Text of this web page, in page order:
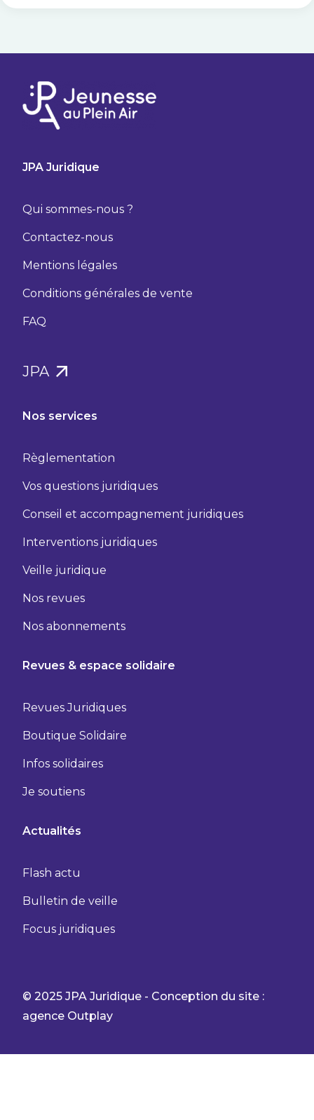
JPA Juridique
Qui sommes-nous ?
Contactez-nous
Mentions légales
Conditions générales de vente
FAQ
JPA
Nos services
Règlementation
Vos questions juridiques
Conseil et accompagnement juridiques
Interventions juridiques
Veille juridique
Nos revues
Nos abonnements
Revues & espace solidaire
Revues Juridiques
Boutique Solidaire
Infos solidaires
Je soutiens
Actualités
Flash actu
Bulletin de veille
Focus juridiques
© 2025 JPA Juridique - Conception du site :
agence Outplay